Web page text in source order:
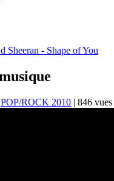
Sheeran - Shape of You
POP/ROCK 2010 | 846 vues